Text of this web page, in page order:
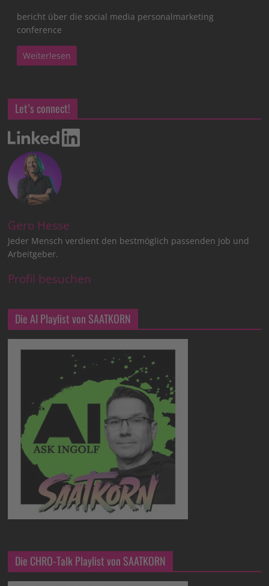
bericht über die social media personalmarketing
conference
Weiterlesen
Let’s connect!
Gero Hesse
Jeder Mensch verdient den bestmöglich passenden Job und
Arbeitgeber.
Profil besuchen
Die AI Playlist von SAATKORN
Die CHRO-Talk Playlist von SAATKORN